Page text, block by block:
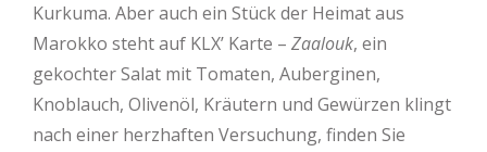
Kurkuma. Aber auch ein Stück der Heimat aus
Marokko steht auf KLX’ Karte – Zaalouk, ein
gekochter Salat mit Tomaten, Auberginen,
Knoblauch, Olivenöl, Kräutern und Gewürzen klingt
nach einer herzhaften Versuchung, finden Sie